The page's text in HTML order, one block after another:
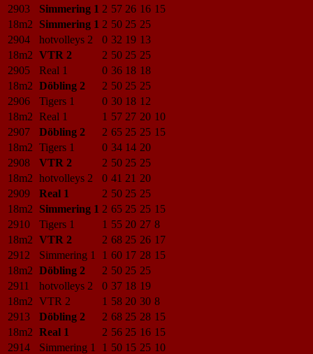
2903
Simmering 1 2 57 26 16 15
18m2
Simmering 1 2 50 25 25
2904
hotvolleys 2 0 32 19 13
18m2 VTR 2 2 50 25 25
2905
Real 1 0 36 18 18
18m2 Döbling 2 2 50 25 25
2906
Tigers 1 0 30 18 12
18m2 Real 1 1 57 27 20 10
2907
Döbling 2 2 65 25 25 15
18m2 Tigers 1 0 34 14 20
2908
VTR 2 2 50 25 25
18m2 hotvolleys 2 0 41 21 20
2909
Real 1 2 50 25 25
18m2
Simmering 1 2 65 25 25 15
2910
Tigers 1 1 55 20 27 8
18m2 VTR 2 2 68 25 26 17
2912
Simmering 1 1 60 17 28 15
18m2 Döbling 2 2 50 25 25
2911
hotvolleys 2 0 37 18 19
18m2 VTR 2 1 58 20 30 8
2913
Döbling 2 2 68 25 28 15
18m2 Real 1 2 56 25 16 15
2914
Simmering 1 1 50 15 25 10